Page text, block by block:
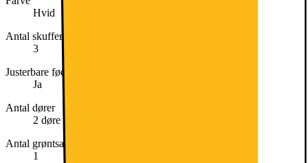
Hvid
Antal skuffer i fryser
3
Justerbare fødder
Ja
Antal dører
2 døre
Antal grøntsagsskuffer
1